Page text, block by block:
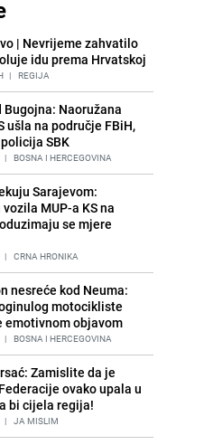
| Nevrijeme zahvatilo
idu prema Hrvatskoj
| REGIJA
Bugojna: Naoružana
ušla na područje FBiH,
SBK
| BOSNA I HERCEGOVINA
Sarajevom:
MUP-a KS na
se mjere
| CRNA HRONIKA
nesreće kod Neuma:
motocikliste
emotivnom objavom
| BOSNA I HERCEGOVINA
Zamislite da je
ovako upala u
bi cijela regija!
| JA MISLIM